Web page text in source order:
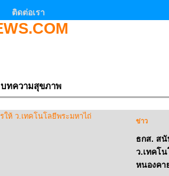
ติดต่อเรา
บทความสุขภาพ
ข่าว
ธกส. ส
ว.เทคโ
หนองคา